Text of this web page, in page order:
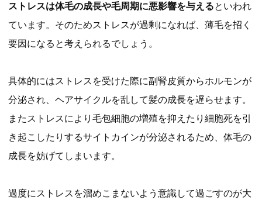
ストレスは体毛の成長や毛周期に悪影響を与えるといわれ
ています。そのためストレスが過剰になれば、薄毛を招く
要因になると考えられるでしょう。
具体的にはストレスを受けた際に副腎皮質からホルモンが
分泌され、ヘアサイクルを乱して髪の成長を遅らせます。
またストレスにより毛包細胞の増殖を抑えたり細胞死を引
き起こしたりするサイトカインが分泌されるため、体毛の
成長を妨げてしまいます。
過度にストレスを溜めこまないよう意識して過ごすのが大